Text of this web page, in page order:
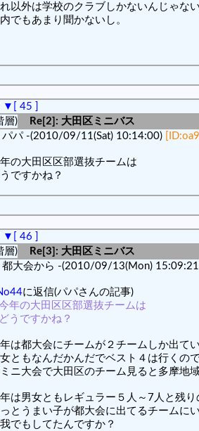
以外は学校のクラブしかないんじゃない
でもあまり聞かないし。
▼[ 45 ]
)
Re[2]: 大田区ミニバス
パ -(2010/09/11(Sat) 10:14:00)
の大田区区部選抜チームは
ですかね？
▼[ 46 ]
層)
Re[3]: 大田区ミニバス
大会から -(2010/09/13(Mon)
に返信(パパさんの記事)
年の大田区区部選抜チームは
うですかね？
は都大会にチームが２チームしか出て
ともなんだかんだでベスト４は行くの
ニ大会で大田区のチーム見ると多摩地
は男女ともレギュラー５人～7人と残り
とうまい子が都大会に出てるチームに
でもしてたんですか？